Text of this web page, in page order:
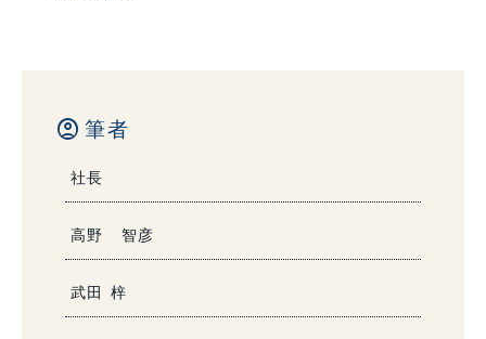
account_circle 筆者
社長
高野 智彦
武田 梓